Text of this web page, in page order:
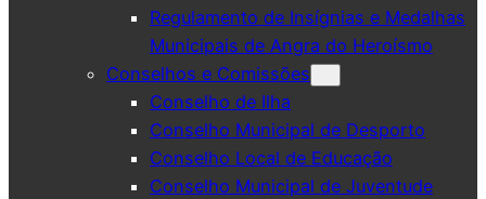
Regulamento de Insígnias e Medalhas
Municipais de Angra do Heroísmo
Conselhos e Comissões
Conselho de Ilha
Conselho Municipal de Desporto
Conselho Local de Educação
Conselho Municipal de Juventude